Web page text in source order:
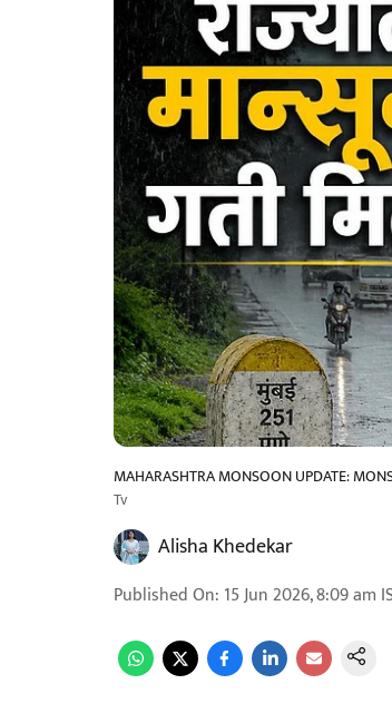
MAHARASHTRA MONSOON UPDATE:
Tv
Alisha Khedekar
Published On: 15 Jun 2026, 8:09 am